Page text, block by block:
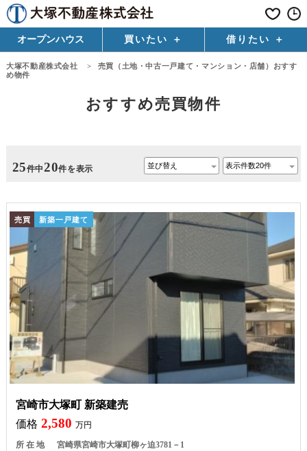
オープンハウス 買いたい 借りたい
大塚不動産株式会社 >
売買（土地・中古一戸建て・マンション・店舗）おすす
め物件
おすすめ売買物件
25件中20件を表示
売買 新築一戸建て
宮崎市大塚町 新築建売
価格 2,580 万円
所 在 地
宮崎県宮崎市大塚町柳ヶ迫3781－1